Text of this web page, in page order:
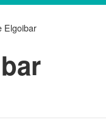
Elgoibar